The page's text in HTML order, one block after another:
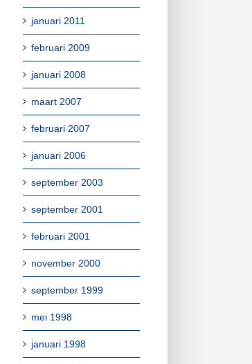
januari 2011
februari 2009
januari 2008
maart 2007
februari 2007
januari 2006
september 2003
september 2001
februari 2001
november 2000
september 1999
mei 1998
januari 1998